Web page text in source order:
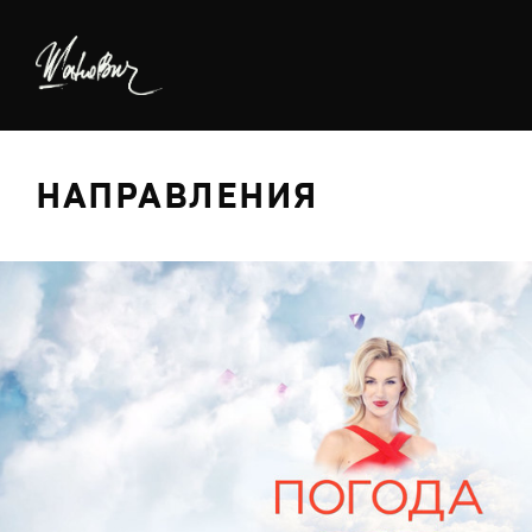
НАПРАВЛЕНИЯ
БРЕДИНГ
ДИЗАЙН